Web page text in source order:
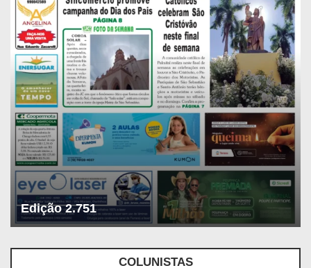
Edição 2.751
COLUNISTAS